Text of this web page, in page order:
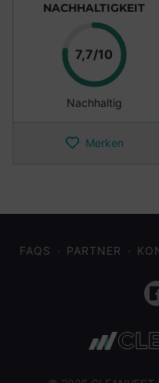
NACHHALTIGKEIT
7,7/10 Punkte
Nachhaltig
Merken
FAQS PARTNER